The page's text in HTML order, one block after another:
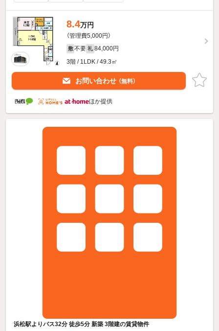
8.4万円
（管理費5,000円）
敷 不要 礼 84,000円
3階 / 1LDK / 49.3㎡
お問い合わせ （無料）
ほか提供
浜松駅よりバス32分 徒歩5分 新築 3階建の賃貸物件